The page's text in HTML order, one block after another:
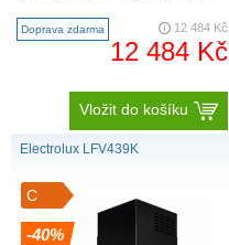
jasné světlo, abyste mě..
Doprava zdarma 12 484 Kč
12 484 Kč
Vložit do košíku
Electrolux LFV439K
C
-40%